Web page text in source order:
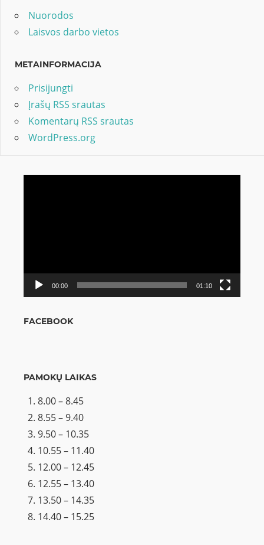
Nuorodos
Laisvos darbo vietos
METAINFORMACIJA
Prisijungti
Įrašų RSS srautas
Komentarų RSS srautas
WordPress.org
00:00 01:10
FACEBOOK
PAMOKŲ LAIKAS
8.00 – 8.45
8.55 – 9.40
9.50 – 10.35
10.55 – 11.40
12.00 – 12.45
12.55 – 13.40
13.50 – 14.35
14.40 – 15.25